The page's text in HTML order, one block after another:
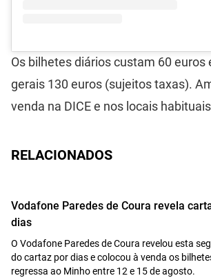
Os bilhetes diários custam 60 euros
gerais 130 euros (sujeitos taxas).
venda na DICE e nos locais
RELACIONADOS
Vodafone Paredes de Coura revela
dias
O Vodafone Paredes de Coura revelou esta
do cartaz por dias e colocou à venda os
regressa ao Minho entre 12 e 15 de agosto.